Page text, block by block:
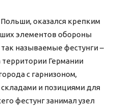
оказался крепким
элементов обороны
называемые фестунги –
территории Германии
с гарнизоном,
и позициями для
фестунг занимал узел